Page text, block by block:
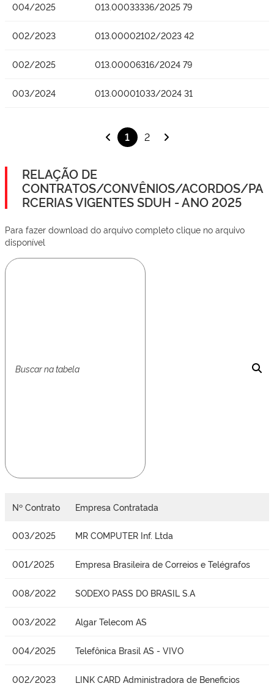
004/2025 013.00033336/2025 79
002/2023 013.00002102/2023 42
002/2025 013.00006316/2024 79
003/2024 013.00001033/2024 31
1 2
RELAÇÃO DE
CONTRATOS/CONVÊNIOS/ACORDOS/PA
RCERIAS VIGENTES SDUH - ANO 2025
Para fazer download do arquivo completo clique no arquivo
disponível
Nº Contrato Empresa Contratada
003/2025 MR COMPUTER Inf. Ltda
001/2025 Empresa Brasileira de Correios e Telégrafos
008/2022 SODEXO PASS DO BRASIL S.A
003/2022 Algar Telecom AS
004/2025 Telefônica Brasil AS - VIVO
002/2023
LINK CARD Administradora de Beneficios